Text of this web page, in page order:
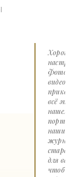
Фото
видео
всё
нашем
наши
для
чтоб